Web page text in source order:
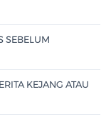
SEBELUM
KEJANG ATAU